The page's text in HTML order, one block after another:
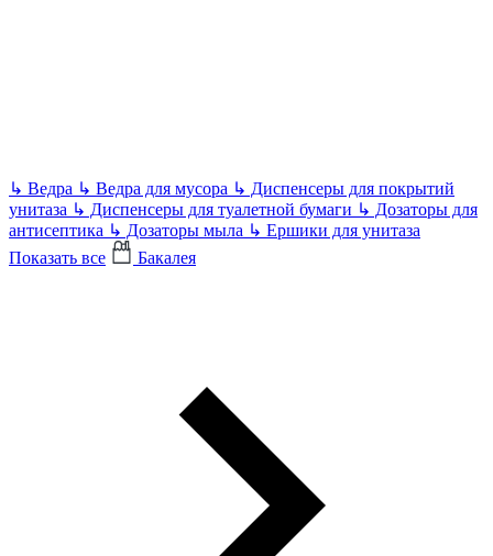
↳ Ведра ↳ Ведра для мусора ↳ Диспенсеры для покрытий
унитаза ↳ Диспенсеры для туалетной бумаги ↳ Дозаторы для
антисептика ↳ Дозаторы мыла ↳ Ершики для унитаза
Показать все
Бакалея